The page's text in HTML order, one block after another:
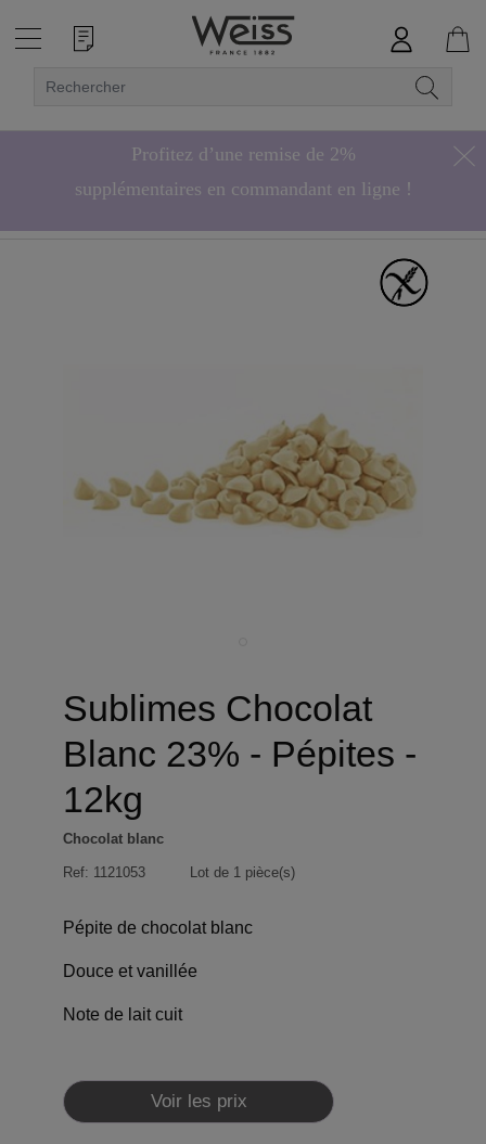
Profitez d’une remise de 2%
supplémentaires en commandant en ligne !
Sublimes Chocolat
Blanc 23% - Pépites -
12kg
Chocolat blanc
Ref: 1121053 Lot de 1 pièce(s)
Pépite de chocolat blanc
Douce et vanillée
Note de lait cuit
Voir les prix